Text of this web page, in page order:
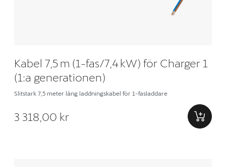
Kabel 7,5 m (1-fas/7,4 kW) för Charger 1
(1:a generationen)
Slitstark 7,5 meter lång laddningskabel för 1-fasladdare
3 318,00 kr